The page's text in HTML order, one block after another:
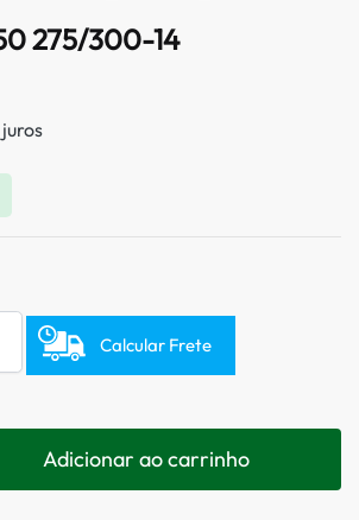
275/300-14
Calcular Frete
Adicionar ao carrinho